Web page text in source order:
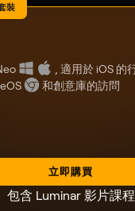
裝
適用於 iOS 的
和創意庫的訪問
立即購買
包含 Luminar 影片課程